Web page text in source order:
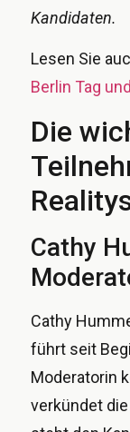
Kandidaten.
Lesen Sie
Berlin Tag
Die
Cathy
Cathy
führt seit
Moderatorin
verkündet